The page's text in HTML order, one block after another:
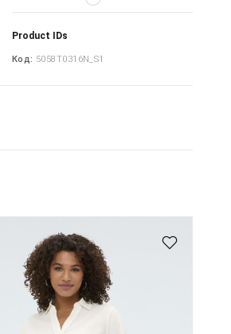
Product IDs
Код: 5058T0316N_S1